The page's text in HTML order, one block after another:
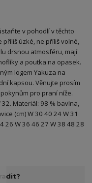
v pohodlí v těchto
příliš úzké, ne příliš volné,
drsnou atmosféru, mají
a poutka na opasek.
logem Yakuza na
kapsou. Věnujte prosím
pro praní níže.
Materiál: 98 % bavlna,
(cm) W 30 40 24 W 31
26 W 36 46 27 W 38 48 28